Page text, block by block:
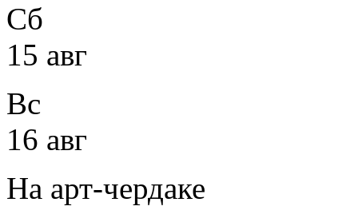
Сб
15 авг
Вс
16 авг
На арт-чердаке